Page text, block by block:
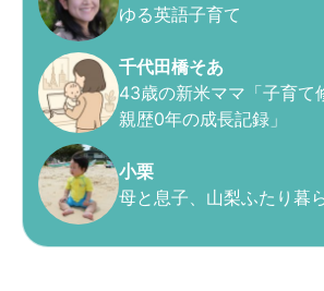
ゆる英語子育て
千代田橋そあ
43歳の新米ママ「子育て
親歴0年の成長記録」
小栗
母と息子、山梨ふたり暮